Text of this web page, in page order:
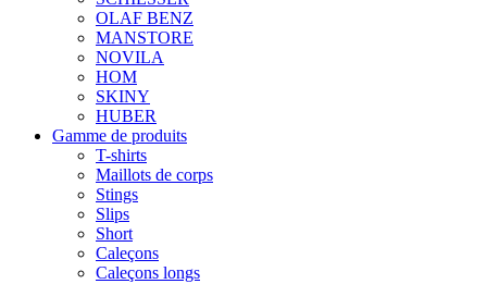
OLAF BENZ
MANSTORE
NOVILA
HOM
SKINY
HUBER
Gamme de produits
T-shirts
Maillots de corps
Stings
Slips
Short
Caleçons
Caleçons longs